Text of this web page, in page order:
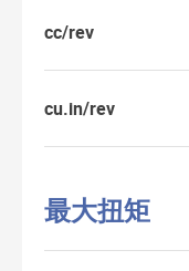
cc/rev
cu.in/rev
最大扭矩